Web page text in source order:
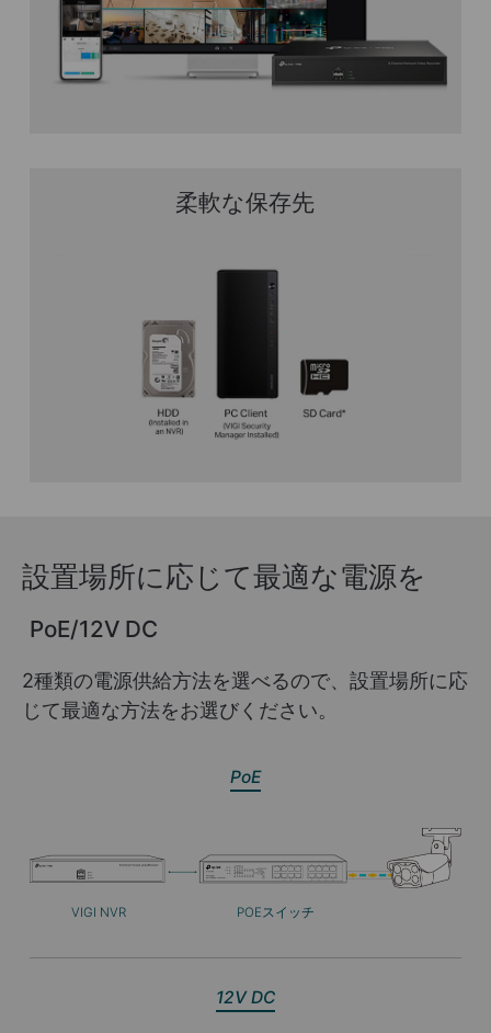
柔軟な保存先
設置場所に応じて最適な電源を
PoE/12V DC
2種類の電源供給方法を選べるので、設置場所に応
じて最適な方法をお選びください。
PoE
VIGI NVR POEスイッチ
12V DC